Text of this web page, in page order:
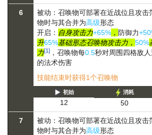
6
被动：召唤物可部署在近战位且攻击
物时与其合并为高级形态
开启： 自身攻击力+65% ， 防御力
升65%基础形态召唤物攻击力， 50%
力[1] ，召唤物每0.5秒对周围四格敌
的法术伤害
技能结束时获得1个召唤物
初始
12
消耗
50
7
被动：召唤物可部署在近战位且攻击
物时与其合并为高级形态